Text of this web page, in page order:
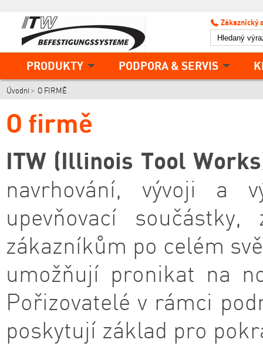
PRODUKTY PODPORA & SERVIS
Zákaznický
Úvodní O FIRMĚ
O firmě
ITW (Illinois Tool
navrhování, vývoji a
upevňovací
zákazníkům po celém
umožňují pronikat na
Pořizovatelé v rámci
poskytují základ pro